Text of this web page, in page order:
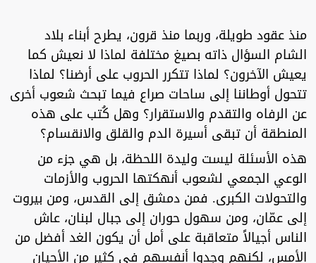
منذ عقود طويلة، وربما منذ قرون، يطرح أبناء بلاد
الشام السؤال ذاته بصيغ مختلفة لماذا لا نعيش كما
يعيش الآخرون؟ لماذا تتكرر الحروب على أرضنا؟ لماذا
تتحول أوطاننا إلى ساحات صراع فيما تبحث شعوب أخرى
عن الرفاه والتقدم والاستقرار؟ وهل كُتب على هذه
المنطقة أن تبقى أسيرة الدم والقلق والانقسام؟
هذه الأسئلة ليست وليدة اللحظة، بل هي جزء من
الوعي الجمعي لشعوب أنهكتها الحروب والأزمات
والتحولات الكبرى. فمن دمشق إلى القدس، ومن بيروت
إلى عمّان، ومن سهول حوران إلى جبال لبنان، عاش
الناس أجيالاً متعاقبة على أمل أن يكون الغد أفضل من
الأمس، لكنهم وجدوا أنفسهم في كثير من الأحيان